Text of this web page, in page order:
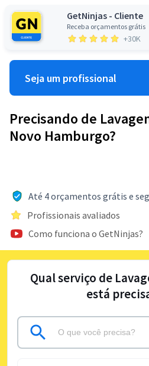
GetNinjas - Cliente
Receba orçamentos grátis
+30K
Seja um profissional
Precisando de
Novo Hamburgo?
Até 4 orçamentos grátis e
Profissionais avaliados
Como funciona o GetNinjas?
Qual serviço de
está